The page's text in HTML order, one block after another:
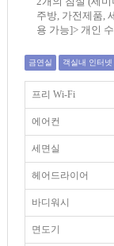
주방, 가전제품,
용 가능]> 개인
금연실 객실내 인터넷
프리 Wi-Fi
에어컨
세면실
헤어드라이어
바디워시
면도기